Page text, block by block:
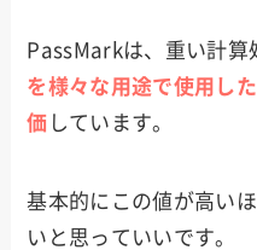
PassMarkは、重い計算
を様々な用途で使用し
価 しています。
基本的にこの値が高い
いと思っていいです。